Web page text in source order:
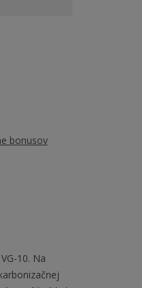
bonusov
10. Na